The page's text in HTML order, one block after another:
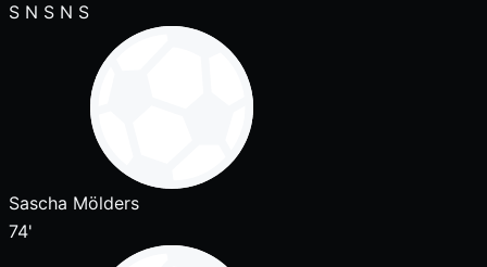
S N S N S
Sascha Mölders
74'